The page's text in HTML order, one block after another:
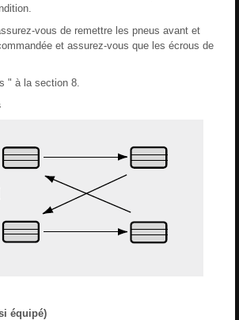
vous de remettre les pneus avant et
et assurez-vous que les écrous de
" à la section 8.
équipé)